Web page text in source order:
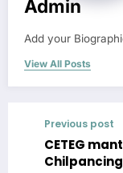
Admin
Add your
View All Posts
Previous post
CETEG